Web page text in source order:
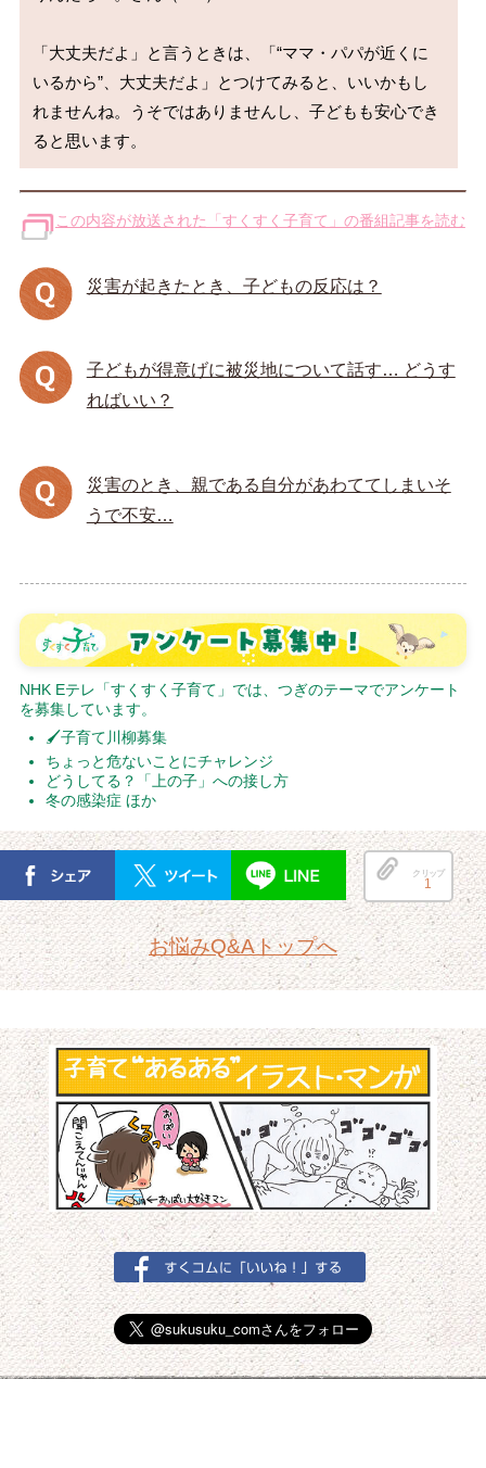
「大丈夫だよ」と言うときは、「“ママ・パパが近くに
いるから”、大丈夫だよ」とつけてみると、いいかもし
れませんね。うそではありませんし、子どもも安心でき
この内容が放送された「すくすく子育て」の番組記事を読む
災害が起きたとき、子どもの反応は？
子どもが得意げに被災地について話す… どうす
ればいい？
災害のとき、親である自分があわててしまいそ
うで不安…
NHK Eテレ「すくすく子育て」では、つぎのテーマでアンケート
を募集しています。
🖌子育て川柳募集
ちょっと危ないことにチャレンジ
どうしてる？「上の子」への接し方
冬の感染症 ほか
クリップ
1
お悩みQ&Aトップへ